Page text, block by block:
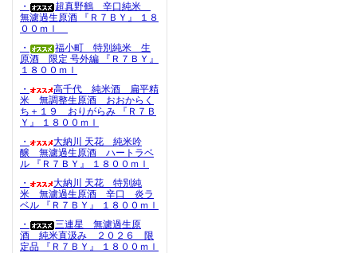
・
超真野鶴 辛口純米
無濾過生原酒 『Ｒ７ＢＹ』 １８
００ｍｌ
・
福小町 特別純米 生
原酒 限定 号外編 『Ｒ７ＢＹ』
１８００ｍｌ
・
高千代 純米酒 扁平精
米 無調整生原酒 おおからく
ち＋１９ おりがらみ 『Ｒ７Ｂ
Ｙ』 １８００ｍｌ
・
大納川 天花 純米吟
醸 無濾過生原酒 ハートラベ
ル 『Ｒ７ＢＹ』 １８００ｍｌ
・
大納川 天花 特別純
米 無濾過生原酒 辛口 炎ラ
ベル 『Ｒ７ＢＹ』 １８００ｍｌ
・
三連星 無濾過生原
酒 純米直汲み ２０２６ 限
定品 『Ｒ７ＢＹ』 １８００ｍｌ